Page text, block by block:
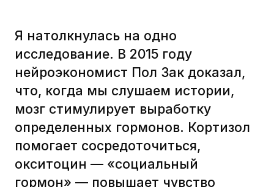
Ведь именно так и работает
сторителлинг, когда мы используем
его в обучении.
Мы в Тру любим истории)) Истории
и персонажи в обучающих курсах
помогают сосредоточиться,
усваивать материал и чувствовать,
что обучение — это интересно.
К тому же команды потом